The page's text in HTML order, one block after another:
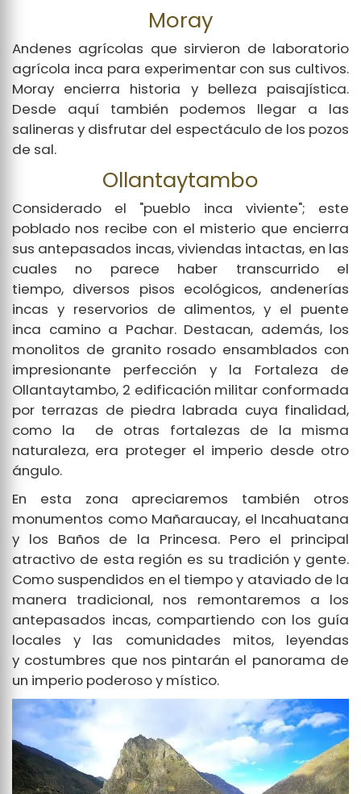
Moray
Andenes agrícolas que sirvieron de laboratorio
agrícola inca para experimentar con sus cultivos.
Moray encierra historia y belleza paisajística.
Desde aquí también podemos llegar a las
salineras y disfrutar del espectáculo de los pozos
de sal.
Ollantaytambo
Considerado el "pueblo inca viviente"; este
poblado nos recibe con el misterio que encierra
sus antepasados incas, viviendas intactas, en las
cuales no parece haber transcurrido el
tiempo, diversos pisos ecológicos, andenerías
incas y reservorios de alimentos, y el puente
inca camino a Pachar. Destacan, además, los
monolitos de granito rosado ensamblados con
impresionante perfección y la Fortaleza de
Ollantaytambo, 2 edificación militar conformada
por terrazas de piedra labrada cuya finalidad,
como la de otras fortalezas de la misma
naturaleza, era proteger el imperio desde otro
ángulo.
En esta zona apreciaremos también otros
monumentos como Mañaraucay, el Incahuatana
y los Baños de la Princesa. Pero el principal
atractivo de esta región es su tradición y gente.
Como suspendidos en el tiempo y ataviado de la
manera tradicional, nos remontaremos a los
antepasados incas, compartiendo con los guía
locales y las comunidades mitos, leyendas
y costumbres que nos pintarán el panorama de
un imperio poderoso y místico.